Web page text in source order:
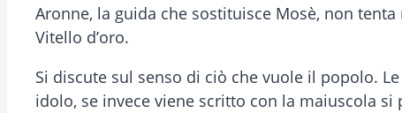
Aronne, la guida che sostituisce Mosè, non
Vitello d’oro.
Si discute sul senso di ciò che vuole il popolo.
idolo, se invece viene scritto con la maiuscola si